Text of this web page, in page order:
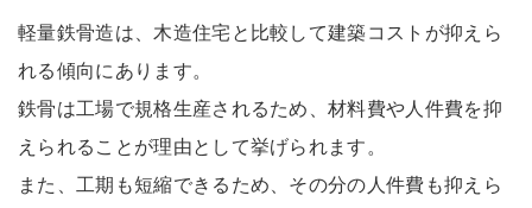
軽量鉄骨造は、木造住宅と比較して建築コストが抑えら
れる傾向にあります。
鉄骨は工場で規格生産されるため、材料費や人件費を抑
えられることが理由として挙げられます。
また、工期も短縮できるため、その分の人件費も抑えら